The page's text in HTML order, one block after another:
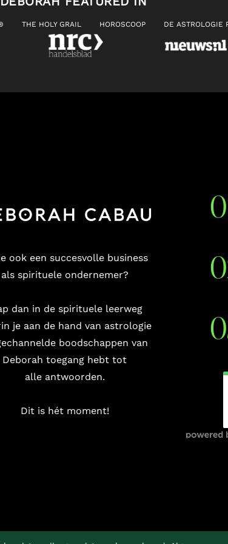
THE HOLY GRAIL HOROSCOOP DE ASTROLOGIE
ook een succesvolle business
als spirituele ondernemer?
dan in de spirituele leerweg
je aan de hand van astrologie
boodschappen van
Deborah toegang hebt tot
alle antwoorden.
Dit is hét moment!